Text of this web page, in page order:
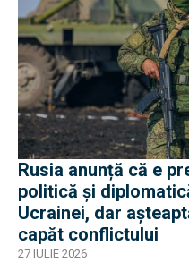
Rusia anunță că e
politică și
Ucrainei, dar
capăt conflictului
27 IULIE 2026